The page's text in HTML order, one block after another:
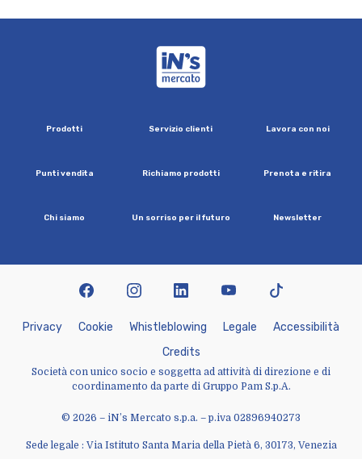
Prodotti Servizio clienti Lavora con noi
Puntivendita Richiamo prodotti Prenota e ritira
Chi siamo Un sorriso per ilfuturo Newsletter
© 2026 – iN’s Mercato s.p.a. – p.iva 02896940273
Sede legale : Via Istituto Santa Maria della Pietà 6, 30173, Venezia
Privacy Cookie Whist eb owing Lega e Accessibi ità
Credits
Società con unico socio e soggetta ad attività di direzione e di
coordinamento da parte di Gruppo Pam S.p.A.
facebookinstagram linkedin youtubetiktok